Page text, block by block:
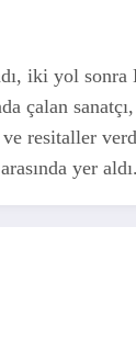
iki yol sonra
çalan
resitaller
yer aldı.